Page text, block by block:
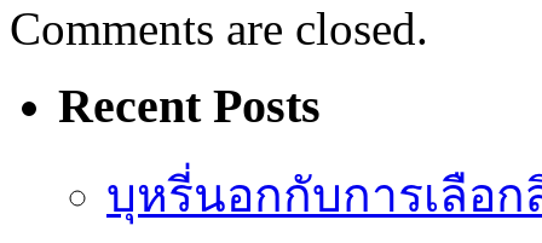
Comments are closed.
Recent Posts
บุหรี่นอกกับการเลือ